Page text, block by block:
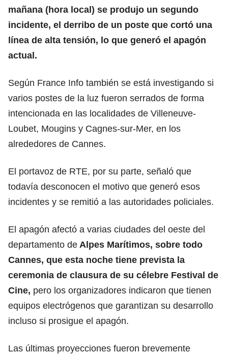
mañana (hora local) se produjo un segundo
incidente, el derribo de un poste que cortó una
línea de alta tensión, lo que generó el apagón
actual.
Según France Info también se está investigando si
varios postes de la luz fueron serrados de forma
intencionada en las localidades de Villeneuve-
Loubet, Mougins y Cagnes-sur-Mer, en los
alrededores de Cannes.
El portavoz de RTE, por su parte, señaló que
todavía desconocen el motivo que generó esos
incidentes y se remitió a las autoridades policiales.
El apagón afectó a varias ciudades del oeste del
departamento de Alpes Marítimos, sobre todo
Cannes, que esta noche tiene prevista la
ceremonia de clausura de su célebre Festival de
Cine, pero los organizadores indicaron que tienen
equipos electrógenos que garantizan su desarrollo
incluso si prosigue el apagón.
Las últimas proyecciones fueron brevemente